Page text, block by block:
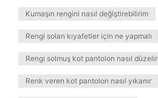
Kumaşın rengini nasıl değiştirebilirim
Rengi solan kıyafetler için ne yapmalı
Rengi solmuş kot pantolon nasıl düzelir
Renk veren kot pantolon nasıl yıkanır